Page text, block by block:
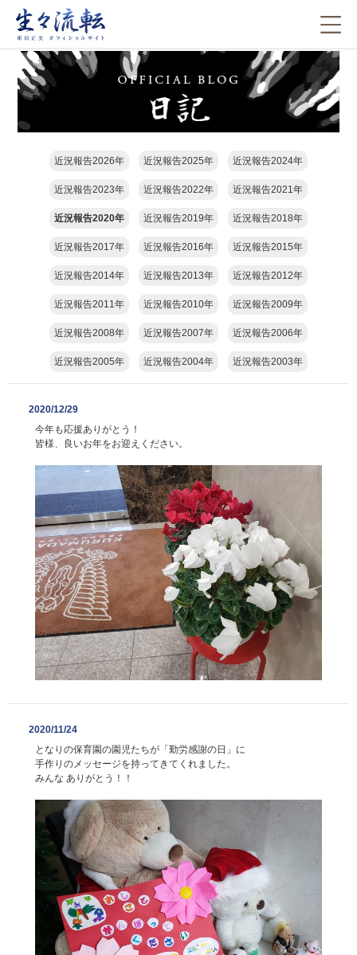
近況報告2026年 近況報告2025年 近況報告2024年
近況報告2023年 近況報告2022年 近況報告2021年
近況報告2020年 近況報告2019年 近況報告2018年
近況報告2017年 近況報告2016年 近況報告2015年
近況報告2014年 近況報告2013年 近況報告2012年
近況報告2011年 近況報告2010年 近況報告2009年
近況報告2008年 近況報告2007年 近況報告2006年
近況報告2005年 近況報告2004年 近況報告2003年
2020/12/29
今年も応援ありがとう！
皆様、良いお年をお迎えください。
2020/11/24
となりの保育園の園児たちが「勤労感謝の日」に
手作りのメッセージを持ってきてくれました。
みんな ありがとう！！